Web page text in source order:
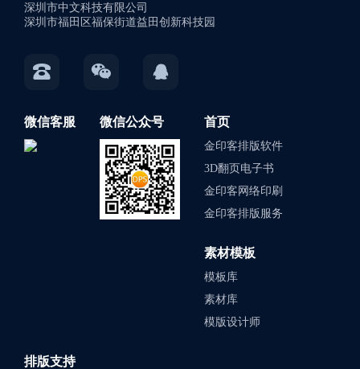
深圳市中文科技有限公司
深圳市福田区福保街道益田创新科技园
微信客服 微信公众号 首页
金印客排版软件
3D翻页电子书
金印客网络印刷
金印客排版服务
素材模板
模板库
素材库
模版设计师
排版支持